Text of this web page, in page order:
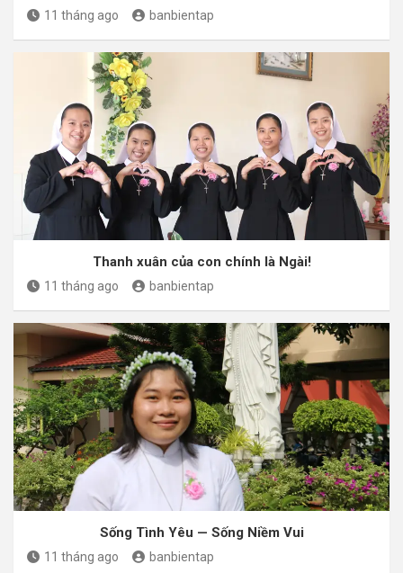
11 tháng ago banbientap
Thanh xuân của con chính là Ngài!
11 tháng ago banbientap
Sống Tình Yêu — Sống Niềm Vui
11 tháng ago banbientap